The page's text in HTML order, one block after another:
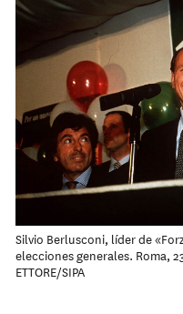
Silvio Berlusconi, líder de
elecciones generales. Roma,
ETTORE/SIPA